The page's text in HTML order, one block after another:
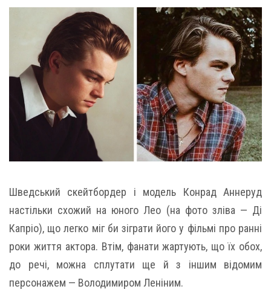
Шведський скейтбордер і модель Конрад Аннеруд
настільки схожий на юного Лео (на фото зліва — Ді
Капріо), що легко міг би зіграти його у фільмі про ранні
роки життя актора. Втім, фанати жартують, що їх обох,
до речі, можна сплутати ще й з іншим відомим
персонажем — Володимиром Леніним.